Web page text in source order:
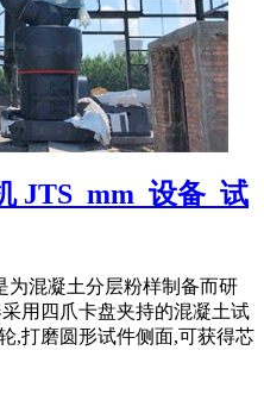
JTS_mm_设备_试
为混凝土分层粉样制备而研
用四爪卡盘夹持的混凝土试
,打磨圆形试件侧面,可获得芯